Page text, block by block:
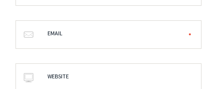
EMAIL
WEBSITE